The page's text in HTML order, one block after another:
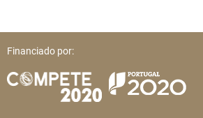
Financiado por: